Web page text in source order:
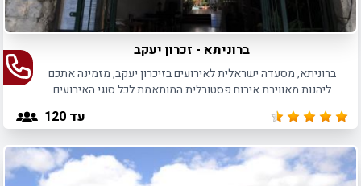
ברוניתא - זכרון יעקב
ברוניתא, מסעדה ישראלית לאירועים בזיכרון יעקב, מזמינה אתכם
ליהנות מאווירת אירוח פסטורלית המותאמת לכל סוגי האירועים
עד 120